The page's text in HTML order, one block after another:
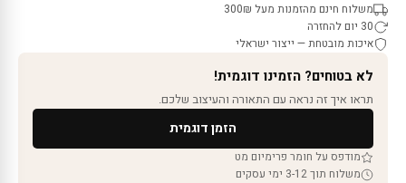
משלוח חינם מהזמנות מעל 300₪
30 יום להחזרה
איכות מובטחת — ייצור ישראלי
לא בטוחים? הזמינו דוגמית!
תראו איך זה נראה עם התאורה והעיצוב שלכם.
הזמן דוגמית
מודפס על חומר פרימיום מט
משלוח תוך 3-12 ימי עסקים